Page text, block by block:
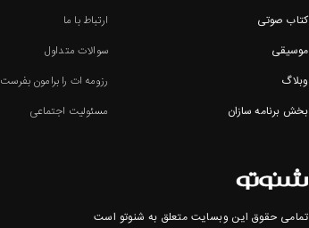
کتاب صوتی
موسیقی
وبلاگ
بخش برنامه سازان
ارتباط با ما
سوالات متداول
رزومه ات را برامون بفرست
مسئولیت اجتماعی
تمامی حقوق این وبسایت متعلق به شنوتو است